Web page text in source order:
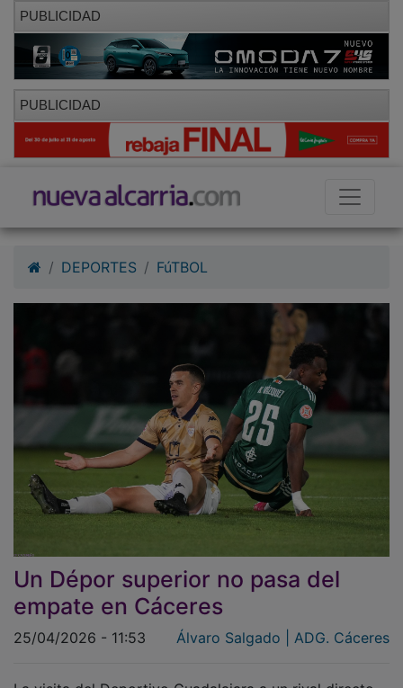
PUBLICIDAD
PUBLICIDAD
Un Dépor superior no pasa del
empate en Cáceres
Álvaro Salgado | ADG. Cáceres